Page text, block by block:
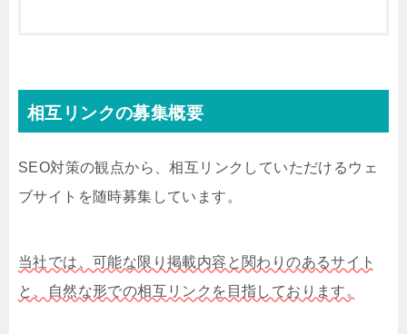
相互リンクの募集概要
SEO対策の観点から、相互リンクしていただけるウェ
ブサイトを随時募集しています。
当社では、可能な限り掲載内容と関わりのあるサイト
と、自然な形での相互リンクを目指しております。